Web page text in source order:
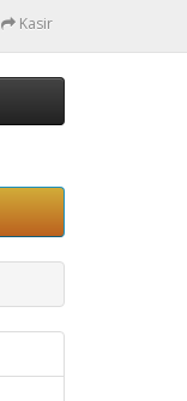
Kasir